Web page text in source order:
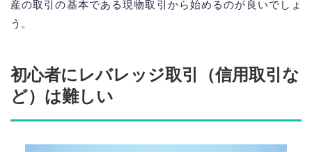
産の取引の基本である現物取引から始めるのが良いでしょ
う。
初心者にレバレッジ取引（信用取引な
ど）は難しい